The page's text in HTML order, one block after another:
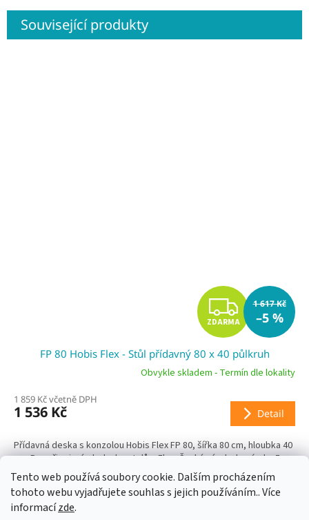
Tento web používá soubory cookie. Dalším procházením
tohoto webu vyjadřujete souhlas s jejich používáním.. Více
informacízde.
Související produkty
Z
D
A
R
M
A
ZDARMA
1 617 Kč
–5 %
FP 80 Hobis Flex - Stůl přídavný 80 x 40 půlkruh
Obvykle skladem - Termín dle lokality
1 859 Kč včetně DPH
1 536 Kč Detail
Přídavná deska s konzolou Hobis Flex FP 80, šířka 80 cm, hloubka 40
cm. Pro připojení z boku ke stolům Flex. Český výrobek, záruka 5
let, ekologická certifikace.